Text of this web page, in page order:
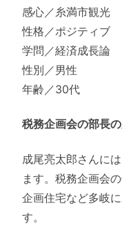
感心／糸満市観光
性格／ポジティブ
学問／経済成長論
性別／男性
年齢／30代
税務企画会の部長
成尾亮太郎さんに
ます。税務企画会
企画住宅など多岐
す。